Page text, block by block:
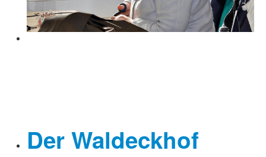
Der Waldeckhof